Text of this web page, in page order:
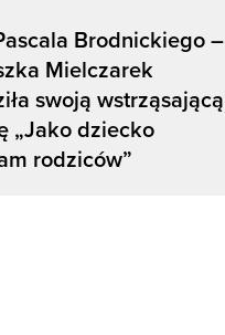
Brodnickiego –
Mielczarek
swoją wstrząsającą
„Jako dziecko
rodziców”